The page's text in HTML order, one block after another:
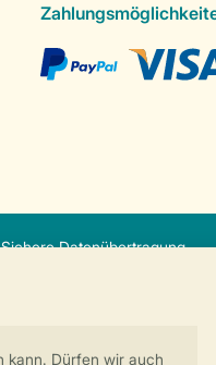
Sichere Datenübertragung